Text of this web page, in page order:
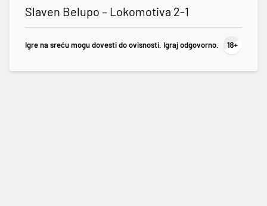
Slaven Belupo – Lokomotiva 2-1
Igre na sreću mogu dovesti do ovisnosti. Igraj odgovorno.